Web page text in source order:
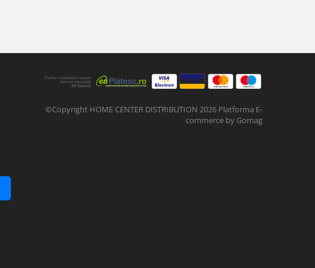
©Copyright HOME CENTER DISTRIBUTION 2026 Platforma E-
commerce by Gomag